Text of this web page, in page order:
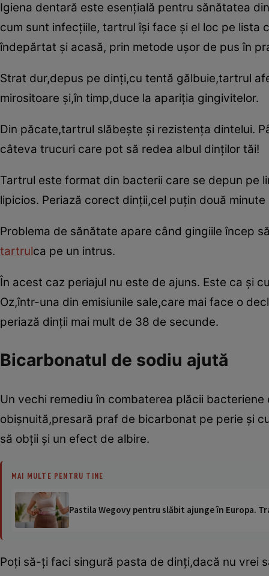
Igiena dentară este esenţială pentru sănătatea
cum sunt infecţiile, tartrul îşi face şi el loc pe
îndepărtat şi acasă, prin metode uşor de pus în
Strat dur,depus pe dinţi,cu tentă gălbuie,tartrul
mirositoare şi,în timp,duce la apariţia gingivitelor.
Din păcate,tartrul slăbeşte şi rezistenţa dintelui.
câteva trucuri care pot să redea albul dinţilor tăi!
Tartrul este format din bacterii care se depun pe
lipicios. Periază corect dinţii,cel puţin două
Problema de sănătate apare când gingiile încep
tartrulca pe un intrus.
În acest caz periajul nu este de ajuns. Este ca şi
Oz,într-una din emisiunile sale,care mai face o
periază dinţii mai mult de 38 de secunde.
Bicarbonatul de sodiu ajută
Un vechi remediu în combaterea plăcii
obişnuită,presară praf de bicarbonat pe perie şi
să obţii şi un efect de albire.
MAI MULTE PENTRU TINE
Pastila Wegovy pentru slăbit ajunge în Europa.
Poţi să-ţi faci singură pasta de dinţi,dacă nu vrei